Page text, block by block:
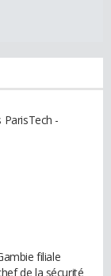
-
filiale
de la sécurité